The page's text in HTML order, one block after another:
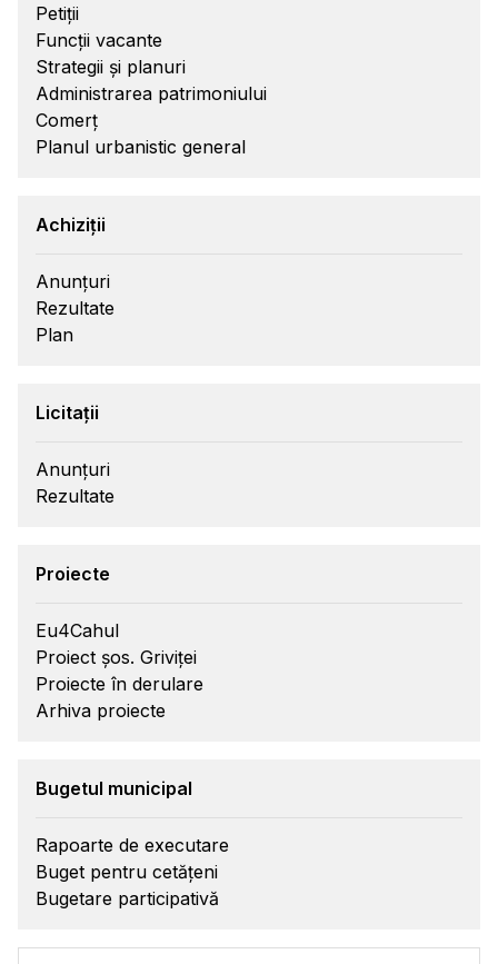
Petiții
Funcții vacante
Strategii și planuri
Administrarea patrimoniului
Comerț
Planul urbanistic general
Achiziții
Anunțuri
Rezultate
Plan
Licitații
Anunțuri
Rezultate
Proiecte
Eu4Cahul
Proiect șos. Griviței
Proiecte în derulare
Arhiva proiecte
Bugetul municipal
Rapoarte de executare
Buget pentru cetățeni
Bugetare participativă